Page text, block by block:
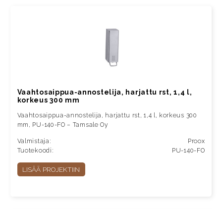
Vaahtosaippua-annostelija, harjattu rst, 1,4 l,
korkeus 300 mm
Vaahtosaippua-annostelija, harjattu rst, 1,4 l, korkeus 300
mm, PU-140-FO – Tamsale Oy
Valmistaja:
Proox
Tuotekoodi:
PU-140-FO
LISÄÄ PROJEKTIIN